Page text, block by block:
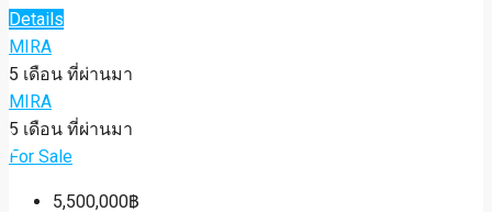
Details
MIRA
5 เดือน ที่ผ่านมา
MIRA
5 เดือน ที่ผ่านมา
For Sale
5,500,000฿